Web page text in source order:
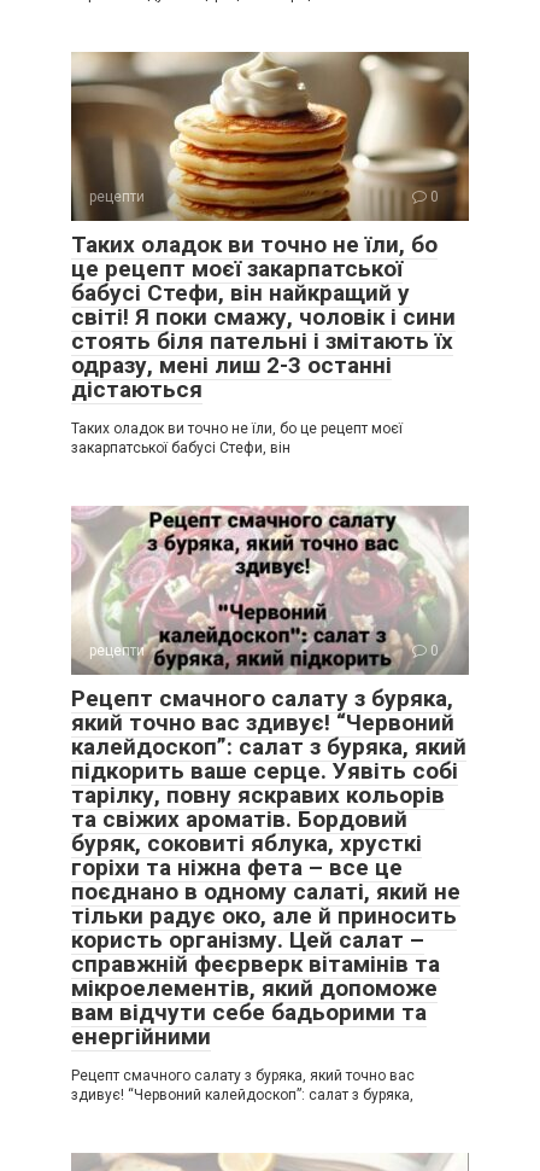
рецепти 0
Таких оладок ви точно не їли, бо
це рецепт моєї закарпатської
бабусі Стефи, він найкращий у
світі! Я поки смажу, чоловік і сини
стоять біля пательні і змітають їх
одразу, мені лиш 2-3 останні
дістаються
Таких оладок ви точно не їли, бо це рецепт моєї
закарпатської бабусі Стефи, він
рецепти 0
Рецепт смачного салату з буряка,
який точно вас здивує! “Червоний
калейдоскоп”: салат з буряка, який
підкорить ваше серце. Уявіть собі
тарілку, повну яскравих кольорів
та свіжих ароматів. Бордовий
буряк, соковиті яблука, хрусткі
горіхи та ніжна фета – все це
поєднано в одному салаті, який не
тільки радує око, але й приносить
користь організму. Цей салат –
справжній феєрверк вітамінів та
мікроелементів, який допоможе
вам відчути себе бадьорими та
енергійними
Рецепт смачного салату з буряка, який точно вас
здивує! “Червоний калейдоскоп”: салат з буряка,